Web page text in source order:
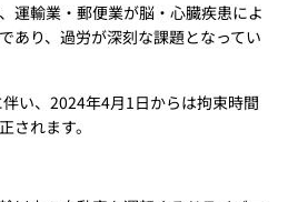
運輸業・郵便業が脳・心臓疾患によ
あり、過労が深刻な課題となってい
い、2024年4月1日からは拘束時間
されます。